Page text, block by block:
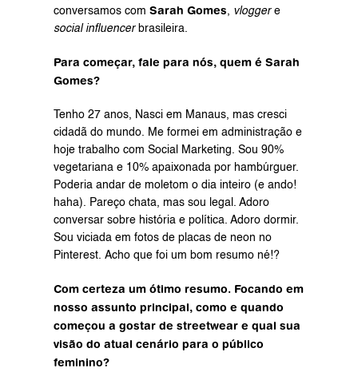
conversamos com Sarah Gomes, vlogger
e
social influencer brasileira.
Para começar, fale para nós, quem é Sarah
Gomes?
Tenho 27 anos, Nasci em Manaus, mas cresci
cidadã do mundo. Me formei em administração e
hoje trabalho com Social Marketing. Sou 90%
vegetariana e 10% apaixonada por hambúrguer.
Poderia andar de moletom o dia inteiro (e ando!
haha). Pareço chata, mas sou legal. Adoro
conversar sobre história e política. Adoro dormir.
Sou viciada em fotos de placas de neon no
Pinterest. Acho que foi um bom resumo né!?
Com certeza um ótimo resumo. Focando em
nosso assunto principal, como e quando
começou a gostar de streetwear e qual sua
visão do atual cenário para o público
feminino?